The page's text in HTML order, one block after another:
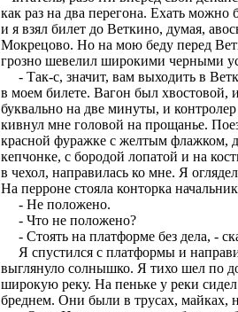
как раз на два перегона. Ехать
и я взял билет до Веткино, думая,
Мокрецово. Но на мою беду перед
грозно шевелил широкими черными
- Так-с, значит, вам выходить в
в моем билете. Вагон был хвостовой,
буквально на две минуты, и
кивнул мне головой на прощанье.
красной фуражке с желтым флажком,
кепчонке, с бородой лопатой и на
в чехол, направилась ко мне. Я
На перроне стояла конторка
- Не положено.
- Что не положено?
- Стоять на платформе без дела, -
Я спустился с платформы и
выглянуло солнышко. Я тихо шел по
широкую реку. На пеньке у реки
бреднем. Они были в трусах, майках,